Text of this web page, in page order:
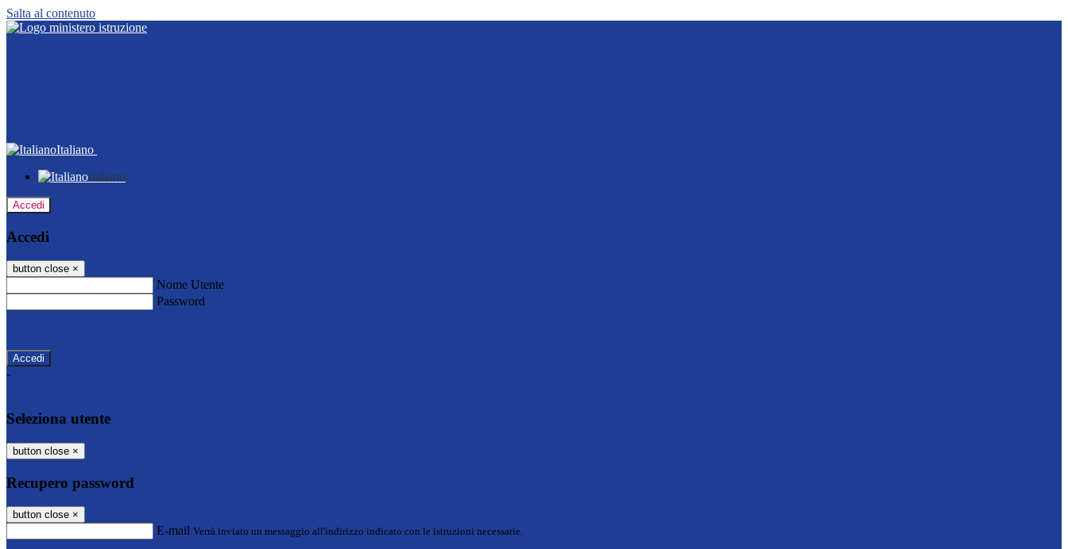
Salta al contenuto
Italiano
Italiano
Accedi
Accedi
button close ×
Nome Utente
Password
-
Seleziona utente
button close ×
Recupero password
button close ×
E-mail Verrà inviato un messaggio all'indirizzo indicato con le istruzioni necessarie.